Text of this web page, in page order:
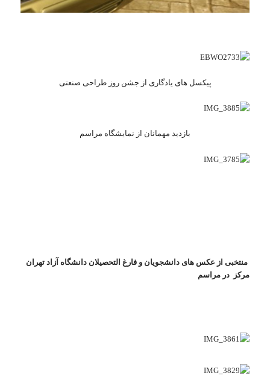
پیکسل های یادگاری از جشن روز طراحی صنعتی
بازدید مهمانان از نمایشگاه مراسم
منتخبی از عکس های دانشجویان و فارغ التحصیلان دانشگاه آزاد تهران
مرکز در مراسم